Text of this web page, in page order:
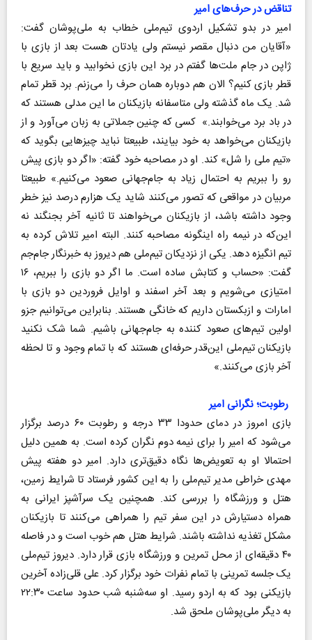
تناقض در حرف‌های امیر
امیر در بدو تشکیل اردوی تیم‌ملی خطاب به ملی‌پوشان گفت:
«آقایان من دنبال مقصر نیستم ولی یادتان هست بعد از بازی با
ژاپن در جام ملت‌ها گفتم در برد این بازی نخوابید و باید سریع با
قطر بازی کنیم؟ الان هم دوباره همان حرف را می‌زنم. برد قطر تمام
شد. یک ماه گذشته ولی متاسفانه بازیکنان ما این مدلی هستند که
در باد برد می‌خوابند.» کسی که چنین جملاتی به زبان می‌آورد و از
بازیکنان می‌خواهد به خود بیایند، طبیعتا نباید چیزهایی بگوید که
«تیم ملی را شل» کند. او در مصاحبه خود گفته: «اگر دو بازی پیش
رو را ببریم به احتمال زیاد به جام‌جهانی صعود می‌کنیم.» طبیعتا
مربیان در مواقعی که تصور می‌کنند شاید یک هزارم درصد نیز خطر
وجود داشته باشد، از بازیکنان می‌خواهند تا ثانیه آخر بجنگند نه
این‌که در نیمه راه اینگونه مصاحبه کنند. البته امیر تلاش کرده به
تیم انگیزه دهد. یکی از نزدیکان تیم‌ملی هم دیروز به خبرنگار جام‌جم
گفت: «حساب و کتابش ساده است. ما اگر دو بازی را ببریم، ۱۶
امتیازی می‌شویم و بعد آخر اسفند و اوایل فروردین دو بازی با
امارات و ازبکستان داریم که خانگی هستند. بنابراین می‌توانیم جزو
اولین تیم‌های صعود کننده به جام‌جهانی باشیم. شما شک نکنید
بازیکنان تیم‌ملی این‌قدر حرفه‌ای هستند که با تمام وجود و تا لحظه
آخر بازی می‌کنند.»
رطوبت؛ نگرانی امیر
بازی امروز در دمای حدودا ۳۳ درجه و رطوبت ۶۰ درصد برگزار
می‌شود که امیر را برای نیمه دوم نگران کرده است. به همین دلیل
احتمالا او به تعویض‌ها نگاه دقیق‌تری دارد. امیر دو هفته پیش
مهدی خراطی مدیر تیم‌ملی را به این کشور فرستاد تا شرایط زمین،
هتل و ورزشگاه را بررسی کند. همچنین یک سرآشپز ایرانی به
همراه دستیارش در این سفر تیم را همراهی می‌کنند تا بازیکنان
مشکل تغذیه نداشته باشند. شرایط هتل هم خوب است و در فاصله
۴۰ دقیقه‌ای از محل تمرین و ورزشگاه بازی قرار دارد. دیروز تیم‌ملی
یک جلسه تمرینی با تمام نفرات خود برگزار کرد. علی قلی‌زاده آخرین
بازیکنی بود که به اردو رسید. او سه‌شنبه شب حدود ساعت ۲۲:۳۰
به دیگر ملی‌پوشان ملحق شد.